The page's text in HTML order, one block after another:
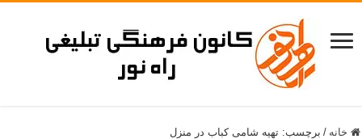
خانه / برچسب:تهیه شامی کباب در منزل